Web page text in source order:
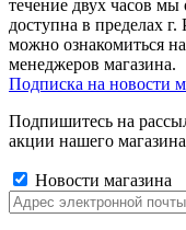
течение двух часов мы
доступна в пределах
можно ознакомиться
менеджеров магазина.
Подписка на новости
Подпишитесь на
акции нашего
Новости магазина